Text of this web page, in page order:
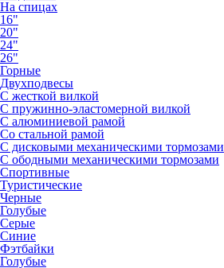
На спицах
16"
20"
24"
26"
Горные
Двухподвесы
С жесткой вилкой
С пружинно-эластомерной вилкой
С алюминиевой рамой
Со стальной рамой
С дисковыми механическими тормозами
С ободными механическими тормозами
Спортивные
Туристические
Черные
Голубые
Серые
Синие
Фэтбайки
Голубые